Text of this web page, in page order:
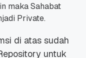
maka Sahabat
Private.
di atas sudah
untuk